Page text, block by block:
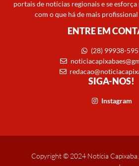
portais de notícias regionais e se
com o que há de mais
ENTRE EM
(28) 99938-
SIGA-NOS!
Instagram
Copyright © 2024 Notícia